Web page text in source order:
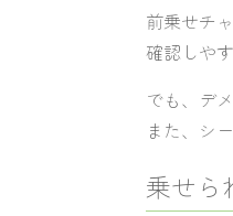
前乗せチ
確認しや
でも、デ
また、シ
乗せら